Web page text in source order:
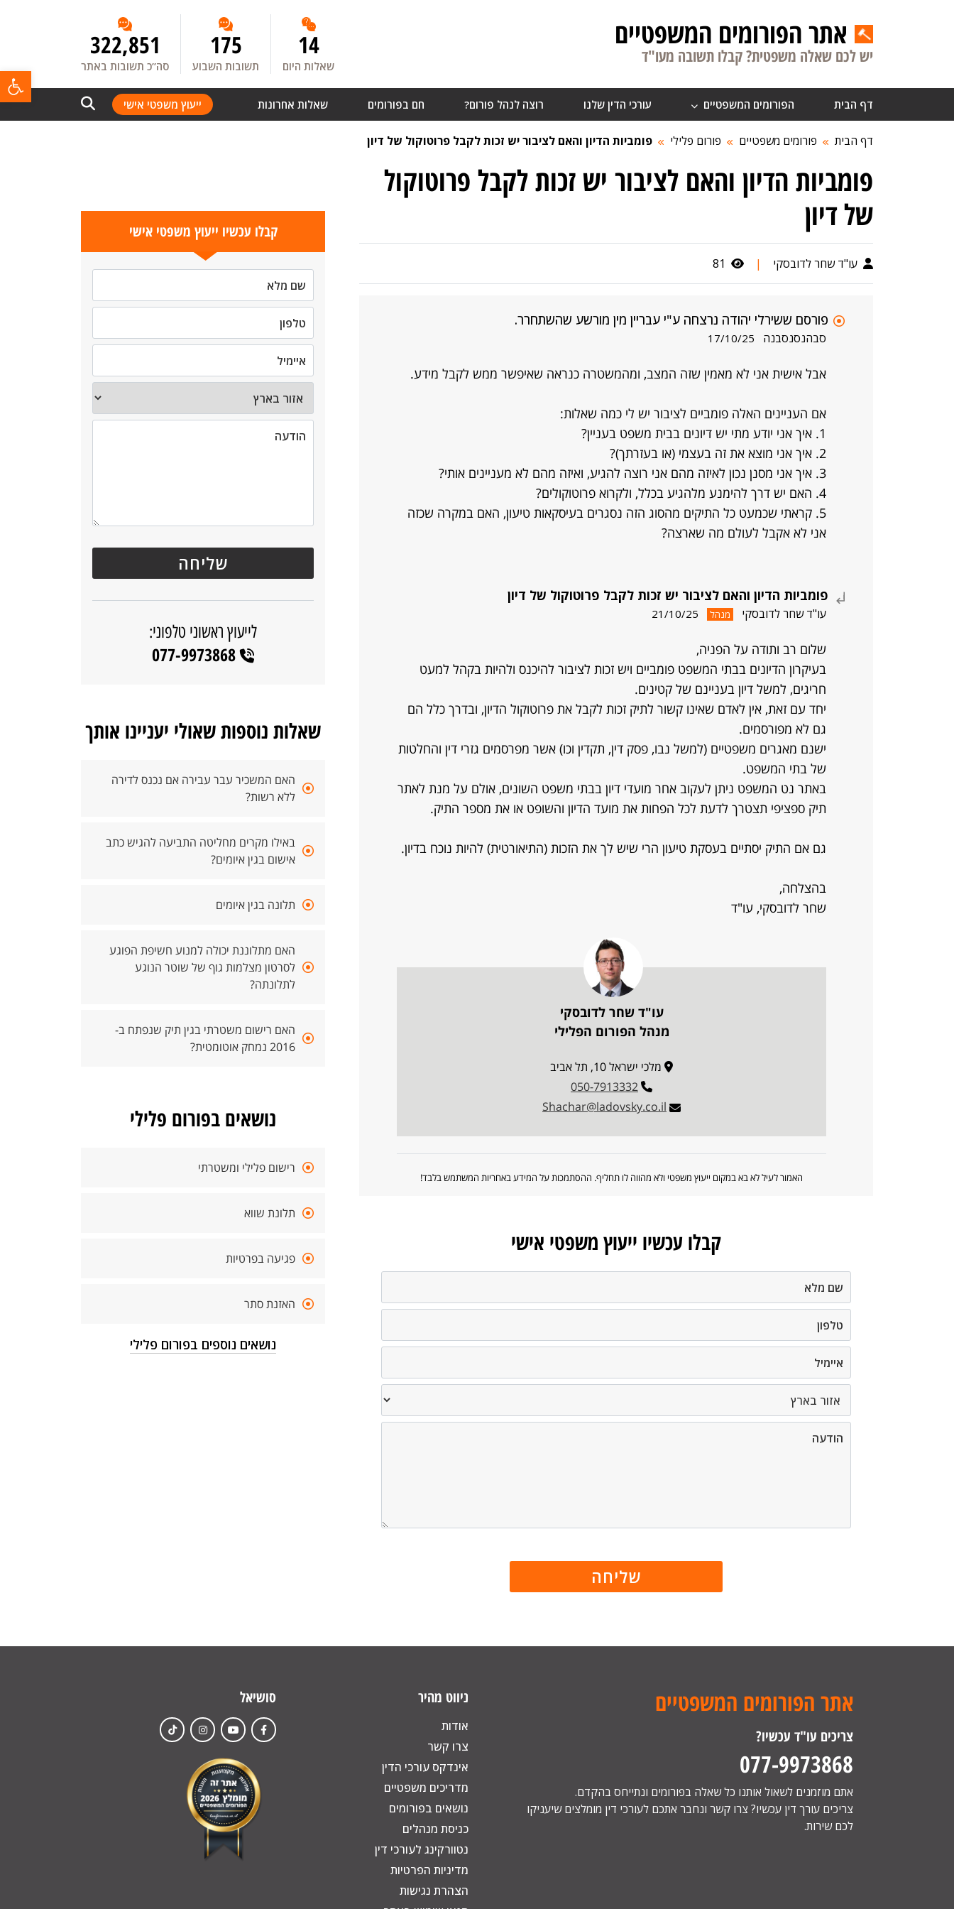
אתר הפורומים המשפטיים
יש לכם שאלה משפטית? קבלו תשובה מעו"ד 14
שאלות היום
175
תשובות השבוע
322,851
סה”כ תשובות באתר
דף הבית הפורומים המשפטיים עורכי הדין שלנו רוצה לנהל פורום? חם בפורומים שאלות אחרונות ייעוץ משפטי אישי
דף הבית פורומים משפטיים פורום פלילי פומביות הדיון והאם לציבור יש זכות לקבל פרוטוקול של דיון
פומביות הדיון והאם לציבור יש זכות לקבל פרוטוקול
של דיון
עו"ד שחר לדובסקי |
81
פורסם ששירלי יהודה נרצחה ע"י עבריין מין מורשע שהשתחרר.
סבהנסנסבנה 17/10/25
אבל אישית אני לא מאמין שזה המצב, ומהמשטרה כנראה שאיפשר ממש לקבל מידע.
אם העניינים האלה פומביים לציבור יש לי כמה שאלות:
1. איך אני יודע מתי יש דיונים בבית משפט בעניין?
2. איך אני מוצא את זה בעצמי (או בעזרתך)?
3. איך אני מסנן נכון לאיזה מהם אני רוצה להגיע, ואיזה מהם לא מעניינים אותי?
4. האם יש דרך להימנע מלהגיע בכלל, ולקרוא פרוטוקולים?
5. קראתי שכמעט כל התיקים מהסוג הזה נסגרים בעיסקאות טיעון, האם במקרה שכזה
אני לא אקבל לעולם מה שארצה?
פומביות הדיון והאם לציבור יש זכות לקבל פרוטוקול של דיון
עו"ד שחר לדובסקי מנהל 21/10/25
שלום רב ותודה על הפניה,
בעיקרון הדיונים בבתי המשפט פומביים ויש זכות לציבור להיכנס ולהיות בקהל למעט
חריגים, למשל דיון בעניינם של קטינים.
יחד עם זאת, אין לאדם שאינו קשור לתיק זכות לקבל את פרוטוקול הדיון, ובדרך כלל הם
גם לא מפורסמים.
ישנם מאגרים משפטיים (למשל נבו, פסק דין, תקדין וכו) אשר מפרסמים גזרי דין והחלטות
של בתי המשפט.
באתר נט המשפט ניתן לעקוב אחר מועדי דיון בבתי משפט השונים, אולם על מנת לאתר
תיק ספציפי תצטרך לדעת לכל הפחות את מועד הדיון והשופט או את מספר התיק.
גם אם התיק יסתיים בעסקת טיעון הרי שיש לך את הזכות (התיאורטית) להיות נוכח בדיון.
בהצלחה,
שחר לדובסקי, עו"ד
עו"ד שחר לדובסקי
מנהל הפורום הפלילי
מלכי ישראל 10, תל אביב
050-7913332
Shachar@ladovsky.co.il
האמור לעיל לא בא במקום ייעוץ משפטי ולא מהווה לו תחליף. ההסתמכות על המידע באחריות המשתמש בלבד!
קבלו עכשיו ייעוץ משפטי אישי
קבלו עכשיו ייעוץ משפטי אישי
לייעוץ ראשוני טלפוני:
077-9973868
שאלות נוספות שאולי יעניינו אותך
האם המשכיר עבר עבירה אם נכנס לדירה
ללא רשות?
באילו מקרים מחליטה התביעה להגיש כתב
אישום בגין איומים?
תלונה בגין איומים
האם מתלוננת יכולה למנוע חשיפת הפוגע
לסרטון מצלמות גוף של שוטר הנוגע
לתלונתה?
האם רישום משטרתי בגין תיק שנפתח ב-
2016 נמחק אוטומטית?
נושאים בפורום פלילי
רישום פלילי ומשטרתי
תלונת שווא
פגיעה בפרטיות
האזנת סתר
נושאים נוספים בפורום פלילי
אתר הפורומים המשפטיים
צריכים עו"ד עכשיו?
077-9973868
אתם מוזמנים לשאול אותנו כל שאלה בפורומים ונתייחס בהקדם.
צריכים עורך דין עכשיו? צרו קשר ונחבר אתכם לעורכי דין מומלצים שיעניקו
לכם שירות.
ניווט מהיר
אודות
צרו קשר
אינדקס עורכי הדין
מדריכים משפטיים
נושאים בפורומים
כניסת מנהלים
נטוורקינג לעורכי דין
מדיניות הפרטיות
הצהרת נגישות
סושיאל